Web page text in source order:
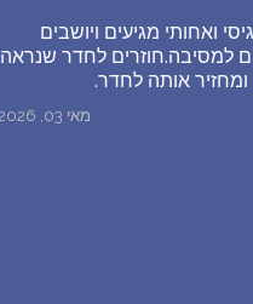
ואחותי מגיעים ויושבים
למסיבה.חוזרים לחדר שנראה
אותה לחדר.
מאי 03, 2026